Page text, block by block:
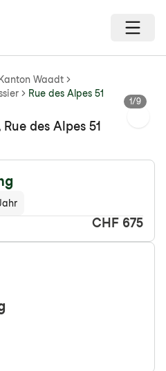
Kanton Waadt
Rue des Alpes 51
1/9
des Alpes 51
CHF 675